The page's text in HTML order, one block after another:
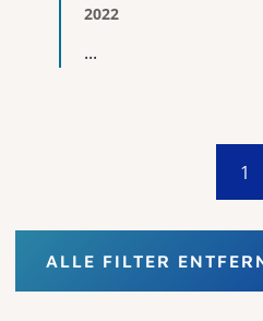
2022
...
1
ALLE FILTER